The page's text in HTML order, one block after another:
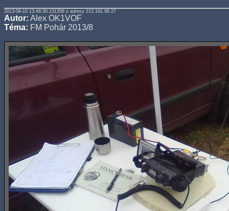
2013-08-10 13:48:30.131358 z adresy 213.191.98.27
Autor: Alex OK1VOF
Téma: FM Pohár 2013/8